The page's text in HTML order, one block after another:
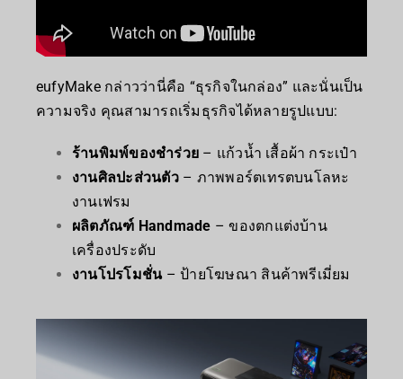
eufyMake กล่าวว่านี่คือ “ธุรกิจในกล่อง” และนั่นเป็น
ความจริง คุณสามารถเริ่มธุรกิจได้หลายรูปแบบ:
ร้านพิมพ์ของชำร่วย – แก้วน้ำ เสื้อผ้า กระเป๋า
งานศิลปะส่วนตัว– ภาพพอร์ตเทรตบนโลหะ
งานเฟรม
ผลิตภัณฑ์ Handmade – ของตกแต่งบ้าน
เครื่องประดับ
งานโปรโมชั่น– ป้ายโฆษณา สินค้าพรีเมี่ยม